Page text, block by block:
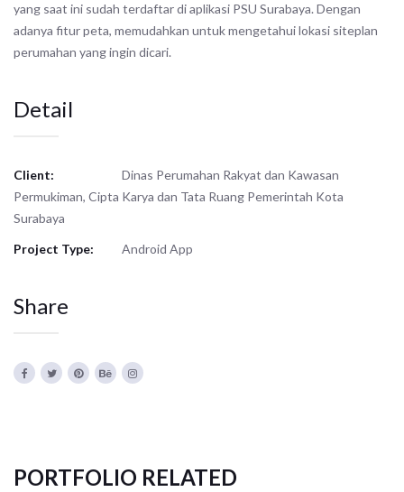
yang saat ini sudah terdaftar di aplikasi PSU Surabaya. Dengan
adanya fitur peta, memudahkan untuk mengetahui lokasi siteplan
perumahan yang ingin dicari.
Detail
Client:
Dinas Perumahan Rakyat dan Kawasan
Permukiman, Cipta Karya dan Tata Ruang Pemerintah Kota
Surabaya
Project Type:
Android App
Share
PORTFOLIO RELATED